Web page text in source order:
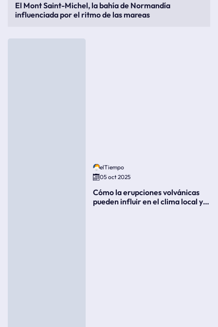
El Mont Saint-Michel, la bahía de Normandía
influenciada por el ritmo de las mareas
elTiempo
05 oct 2025
Cómo la erupciones volvánicas
pueden influir en el clima local y